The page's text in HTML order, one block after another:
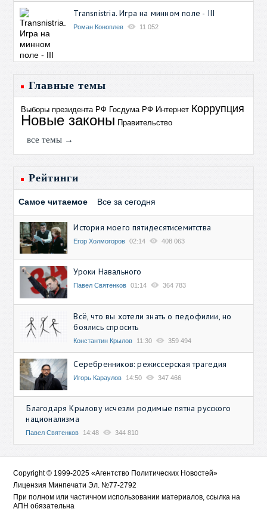
Transnistria. Игра на минном поле - III
Роман Коноплев 11 052
Главные темы
Выборы президента РФ Госдума РФ Интернет Коррупция
Новые законы Правительство
все темы →
Рейтинги
Самое читаемое Все за сегодня
История моего пятидесятисемитства
Егор Холмогоров 02:14 408 063
Уроки Навального
Павел Святенков 01:14 364 783
Всё, что вы хотели знать о педофилии, но
боялись спросить
Константин Крылов 11:30 359 494
Серебренников: режиссерская трагедия
Игорь Караулов 14:50 347 466
Благодаря Крылову исчезли родимые пятна русского
национализма
Павел Святенков 14:48 344 810
Copyright © 1999-2025 «Агентство Политических Новостей»
Лицензия Минпечати Эл. №77-2792
При полном или частичном использовании материалов, ссылка на
АПН обязательна